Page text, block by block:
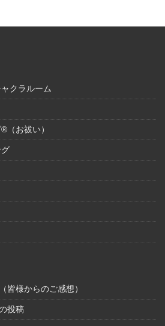
クラルーム
（お祓い）
皆様からのご感想）
投稿